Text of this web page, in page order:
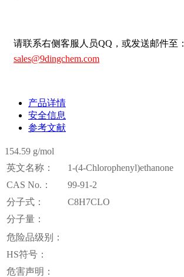
请联系右侧客服人员QQ，或发送邮件至：
sales@9dingchem.com
产品详情
安全信息
参考文献
154.59 g/mol
英文名称：
1-(4-Chlorophenyl)ethanone
CAS No.：
99-91-2
分子式：
C8H7CLO
分子量：
危险品级别：
HS符号：
危害声明：